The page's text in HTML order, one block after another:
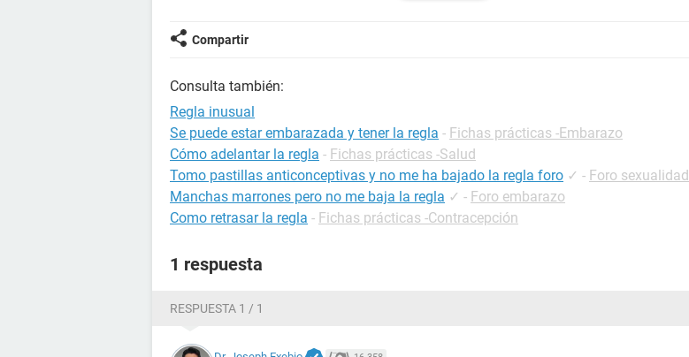
lo agradecería
Compartir
Consulta también:
Regla inusual
Se puede estar embarazada y tener la regla - Fichas prácticas -Embarazo
Cómo adelantar la regla - Fichas prácticas -Salud
Tomo pastillas anticonceptivas y no me ha bajado la regla foro ✓ - Foro sexualidad
Manchas marrones pero no me baja la regla ✓ - Foro embarazo
Como retrasar la regla - Fichas prácticas -Contracepción
1 respuesta
RESPUESTA 1 / 1